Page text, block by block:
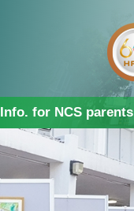
Info. for NCS parents